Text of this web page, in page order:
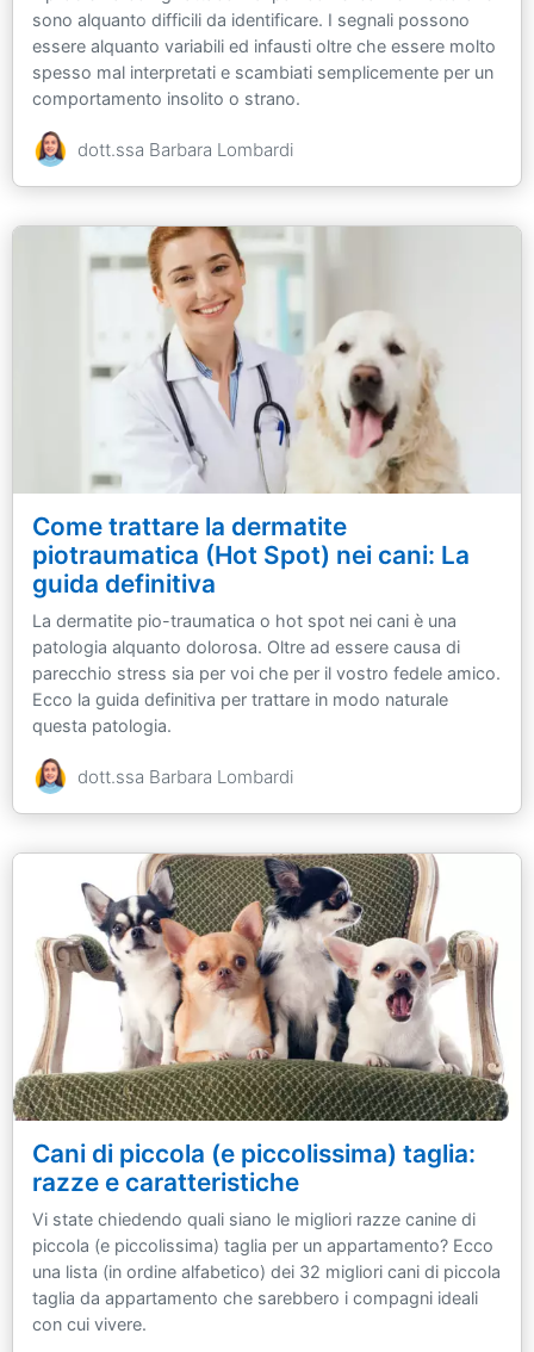
sono alquanto difficili da identificare. I segnali possono
essere alquanto variabili ed infausti oltre che essere molto
spesso mal interpretati e scambiati semplicemente per un
comportamento insolito o strano.
dott.ssa Barbara Lombardi
Come trattare la dermatite
piotraumatica (Hot Spot) nei cani: La
guida definitiva
La dermatite pio-traumatica o hot spot nei cani è una
patologia alquanto dolorosa. Oltre ad essere causa di
parecchio stress sia per voi che per il vostro fedele amico.
Ecco la guida definitiva per trattare in modo naturale
questa patologia.
dott.ssa Barbara Lombardi
Cani di piccola (e piccolissima) taglia:
razze e caratteristiche
Vi state chiedendo quali siano le migliori razze canine di
piccola (e piccolissima) taglia per un appartamento? Ecco
una lista (in ordine alfabetico) dei 32 migliori cani di piccola
taglia da appartamento che sarebbero i compagni ideali
con cui vivere.